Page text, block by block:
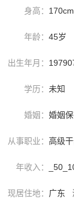
身高： 170cm
年龄： 45岁
出生年月：
学历： 未知
婚姻： 婚姻
从事职业： 高级
年收入：
现居住地： 广东